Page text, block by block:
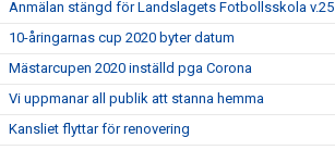
Anmälan stängd för Landslagets Fotbollsskola v.25
10-åringarnas cup 2020 byter datum
Mästarcupen 2020 inställd pga Corona
Vi uppmanar all publik att stanna hemma
Kansliet flyttar för renovering